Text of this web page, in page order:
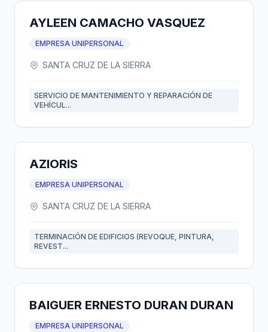
AYLEEN CAMACHO VASQUEZ
EMPRESA UNIPERSONAL
SANTA CRUZ DE LA SIERRA
SERVICIO DE MANTENIMIENTO Y REPARACIÓN DE
VEHÍCUL...
AZIORIS
EMPRESA UNIPERSONAL
SANTA CRUZ DE LA SIERRA
TERMINACIÓN DE EDIFICIOS (REVOQUE, PINTURA,
REVEST...
BAIGUER ERNESTO DURAN DURAN
EMPRESA UNIPERSONAL